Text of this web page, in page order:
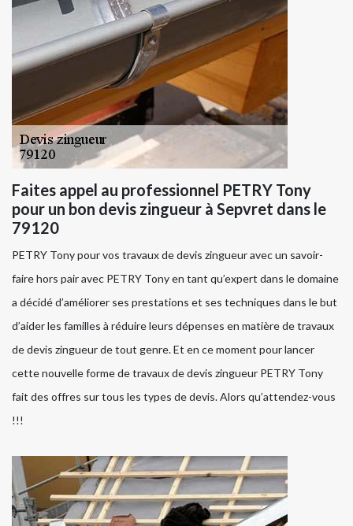
Faites appel au professionnel PETRY Tony
pour un bon devis zingueur à Sepvret dans le
79120
PETRY Tony pour vos travaux de devis zingueur avec un savoir-
faire hors pair avec PETRY Tony en tant qu’expert dans le domaine
a décidé d’améliorer ses prestations et ses techniques dans le but
d’aider les familles à réduire leurs dépenses en matière de travaux
de devis zingueur de tout genre. Et en ce moment pour lancer
cette nouvelle forme de travaux de devis zingueur PETRY Tony
fait des offres sur tous les types de devis. Alors qu’attendez-vous
!!!